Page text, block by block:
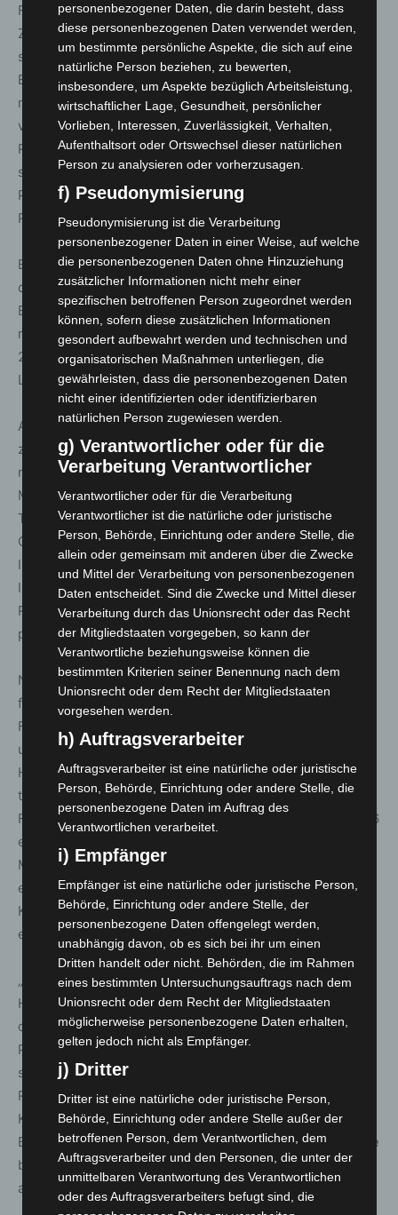
Freigelände. Im Smart Public Safety Hub wird zudem die
Zukunft der Einsatzleitung erlebbar gemacht. Auch
sportliche Highlights dürfen nicht fehlen: Bei den FireFit
European Championships treten Feuerwehrfrauen und -
männer aus aller Welt gegeneinander an. Spannung
verspricht ebenso die dritte Ausgabe der HOLMATRO
Rescue Challenge. Während der INTERSCHUTZ messen
sich internationale Teams darin, einen eingekmmten
Patienten innerhalb von 20 Minuten mithilfe modernster
Rettungstechnik aus einem Fahrzeug zu befreien.
Eine weitere Premiere auf der INTERSCHUTZ 2026 ist
der Höhenretter-Pavillon. Im Pavillon 34 unter dem
EXPO-Dach dreht sich an allen sechs Messetagen alles
rund um das Thema Höhenrettung. Am Samstag, 6. Juni
2026, findet dort außerdem der nationale
Leistungsvergleich der deutschen Höhenretter statt.
Actionreich geht es auch bei der S-GARD SAFETYTOUR
zu, die an allen sechs Messetagen läuft. Unter
realistischen Bedingungen haben Einsatzkräfte hier die
Möglichkeit, ihre Fähigkeiten in praxisnahen
Teamtrainings weiterzuentwickeln. Mit den LUKAS
CRASH DAYS auf dem Freigelände bietet die
INTERSCHUTZ zudem ein medizinisch-technisches
Intensivtraining für erfahrene Rettungskräfte. Moderne
Rettungstechniken sind fester Bestandteil dieses
praxisorientierten Formats.
Neben praxisnahen Vorführungen kommt auch der
fachliche Austausch nicht zu kurz: Im INTERSCHUTZ-
Forum präsentieren Anbieter, Anwender, Wissenschaft
und Politik aktuelle Branchenthemen und diskutieren
Herausforderungen, Chancen, Lösungsansätze und
technologische Innovationen. So veranstaltet die
Föderation der European Fire Officers (FEU) im Jahr 2026
erstmals eine Leadership-Konferenz im Rahmen der
Messe. Vom 3. bis 4. Juni werden dazu rund 300
europäische Führungskräfte aus Feuerwehr und
Katastrophenschutz auf dem Messegelände in Hannover
erwartet.
„Die INTERSCHUTZ ist auch deshalb so stark, weil viele
Hände mit anpacken“, betonte Jochen Köckler. Neben
den ausstellenden Unternehmen engagieren sich
Partner wie vfdb, DFV und der VDMA Feuerwehrtechnik
sowie ideelle Aussteller – darunter Feuerwehren,
Rettungsdienste, technische Hilfsdienste und
Katastrophenschutzorganisationen. Zu den
Besuchergruppen zählen Delegationen aus aller Welt; die
bislang weiteste Anreise nehmen Gäste aus Australien
auf sich.
personenbezogener Daten, die darin besteht, dass
diese personenbezogenen Daten verwendet werden,
um bestimmte persönliche Aspekte, die sich auf eine
natürliche Person beziehen, zu bewerten,
insbesondere, um Aspekte bezüglich Arbeitsleistung,
wirtschaftlicher Lage, Gesundheit, persönlicher
Vorlieben, Interessen, Zuverlässigkeit, Verhalten,
Aufenthaltsort oder Ortswechsel dieser natürlichen
Person zu analysieren oder vorherzusagen.
f) Pseudonymisierung
Pseudonymisierung ist die Verarbeitung
personenbezogener Daten in einer Weise, auf welche
die personenbezogenen Daten ohne Hinzuziehung
zusätzlicher Informationen nicht mehr einer
spezifischen betroffenen Person zugeordnet werden
können, sofern diese zusätzlichen Informationen
gesondert aufbewahrt werden und technischen und
organisatorischen Maßnahmen unterliegen, die
gewährleisten, dass die personenbezogenen Daten
nicht einer identifizierten oder identifizierbaren
natürlichen Person zugewiesen werden.
g) Verantwortlicher oder für die
Verarbeitung Verantwortlicher
Verantwortlicher oder für die Verarbeitung
Verantwortlicher ist die natürliche oder juristische
Person, Behörde, Einrichtung oder andere Stelle, die
allein oder gemeinsam mit anderen über die Zwecke
und Mittel der Verarbeitung von personenbezogenen
Daten entscheidet. Sind die Zwecke und Mittel dieser
Verarbeitung durch das Unionsrecht oder das Recht
der Mitgliedstaaten vorgegeben, so kann der
Verantwortliche beziehungsweise können die
bestimmten Kriterien seiner Benennung nach dem
Unionsrecht oder dem Recht der Mitgliedstaaten
vorgesehen werden.
h) Auftragsverarbeiter
Auftragsverarbeiter ist eine natürliche oder juristische
Person, Behörde, Einrichtung oder andere Stelle, die
personenbezogene Daten im Auftrag des
Verantwortlichen verarbeitet.
i) Empfänger
Empfänger ist eine natürliche oder juristische Person,
Behörde, Einrichtung oder andere Stelle, der
personenbezogene Daten offengelegt werden,
unabhängig davon, ob es sich bei ihr um einen
Dritten handelt oder nicht. Behörden, die im Rahmen
eines bestimmten Untersuchungsauftrags nach dem
Unionsrecht oder dem Recht der Mitgliedstaaten
möglicherweise personenbezogene Daten erhalten,
gelten jedoch nicht als Empfänger.
j) Dritter
Dritter ist eine natürliche oder juristische Person,
Behörde, Einrichtung oder andere Stelle außer der
betroffenen Person, dem Verantwortlichen, dem
Auftragsverarbeiter und den Personen, die unter der
unmittelbaren Verantwortung des Verantwortlichen
oder des Auftragsverarbeiters befugt sind, die